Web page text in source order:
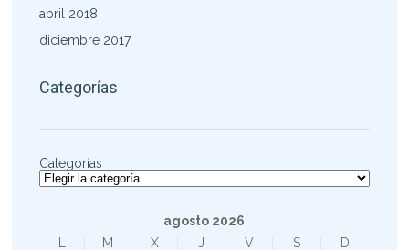
abril 2018
diciembre 2017
Categorías
Categorías
agosto 2026
M X J V S D